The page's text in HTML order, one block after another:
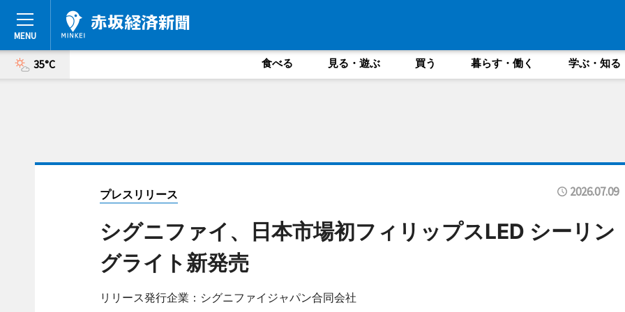
35°C 食べる 見る・遊ぶ 買う 暮らす・働く 学ぶ・知る
プレスリリース 2026.07.09
シグニファイ、日本市場初フィリップスLED シーリン
グライト新発売
リリース発行企業：シグニファイジャパン合同会社